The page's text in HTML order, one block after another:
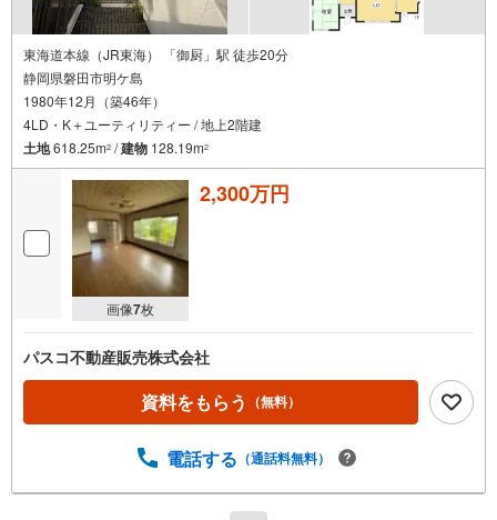
東海道本線（JR東海） 「御厨」駅 徒歩20分
静岡県磐田市明ケ島
1980年12月（築46年）
4LD・K＋ユーティリティー / 地上2階建
土地618.25m2 /建物 128.19m2
画像7枚
2,300万円
パスコ不動産販売株式会社
資料をもらう （無料）
電話する （通話料無料）